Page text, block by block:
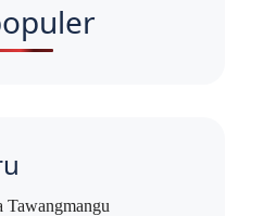
Tawangmangu